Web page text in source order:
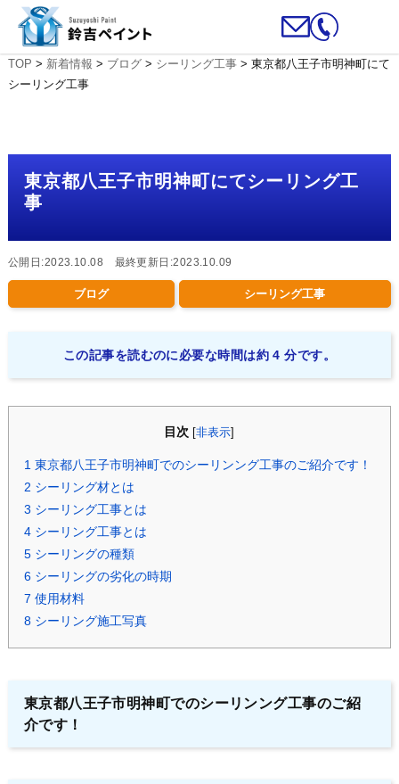
TOP > 新着情報 > ブログ> シーリング工事> 東京都八王子市明神町にて
シーリング工事
東京都八王子市明神町にてシーリング工
事
公開日:2023.10.08 最終更新日:2023.10.09
ブログ シーリング工事
この記事を読むのに必要な時間は約 4 分です。
目次 [非表示
1東京都八王子市明神町でのシーリンング工事のご紹介です！
2 シーリング材とは
3 シーリング工事とは
4シーリング工事とは
5シーリングの種類
6シーリングの劣化の時期
7 使用材料
8シーリング施工写真
東京都八王子市明神町でのシーリンング工事のご紹
介です！